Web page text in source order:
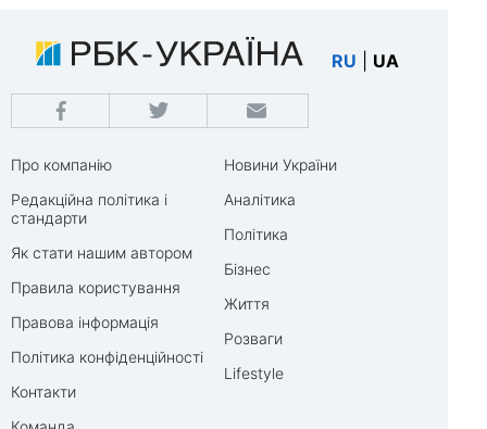
RU UA
Про компанію
Редакційна політика і
стандарти
Як стати нашим автором
Правила користування
Правова інформація
Політика конфіденційності
Контакти
Новини України
Аналітика
Політика
Бізнес
Життя
Розваги
Lifestyle